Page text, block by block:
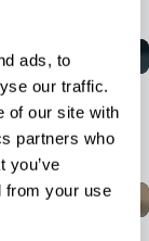
ads, to
our traffic.
of our site with
partners who
you’ve
from your use
BOSIET?